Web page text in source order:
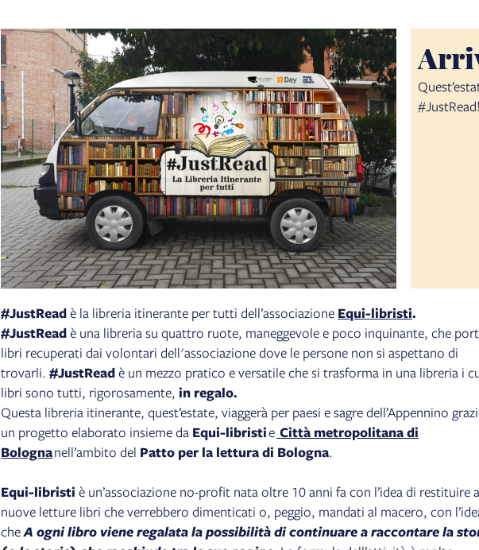
#JustRead!
#JustReadè la libreria itinerante per tutti dell’associazione Equi-libristi.
#JustReadè una libreria su quattro ruote, maneggevole e poco inquinante, che
libri recuperati dai volontari dell'associazione dove le persone non si aspettano di
trovarli. #JustReadè un mezzo pratico e versatile che si trasforma in una libreria i
libri sono tutti, rigorosamente, in regalo.
Questa libreria itinerante, quest’estate, viaggerà per paesi e sagre dell’Appennino
un progetto elaborato insieme da Equi-libristie Città metropolitana di
Bolognanell’ambito del Patto per la lettura di Bologna.
Equi-libristi è un’associazione no-profit nata oltre 10 anni fa con l’idea di restituire a
nuove letture libri che verrebbero dimenticati o, peggio, mandati al macero, con
cheA ogni libro viene regalata la possibilità di continuare a raccontare la